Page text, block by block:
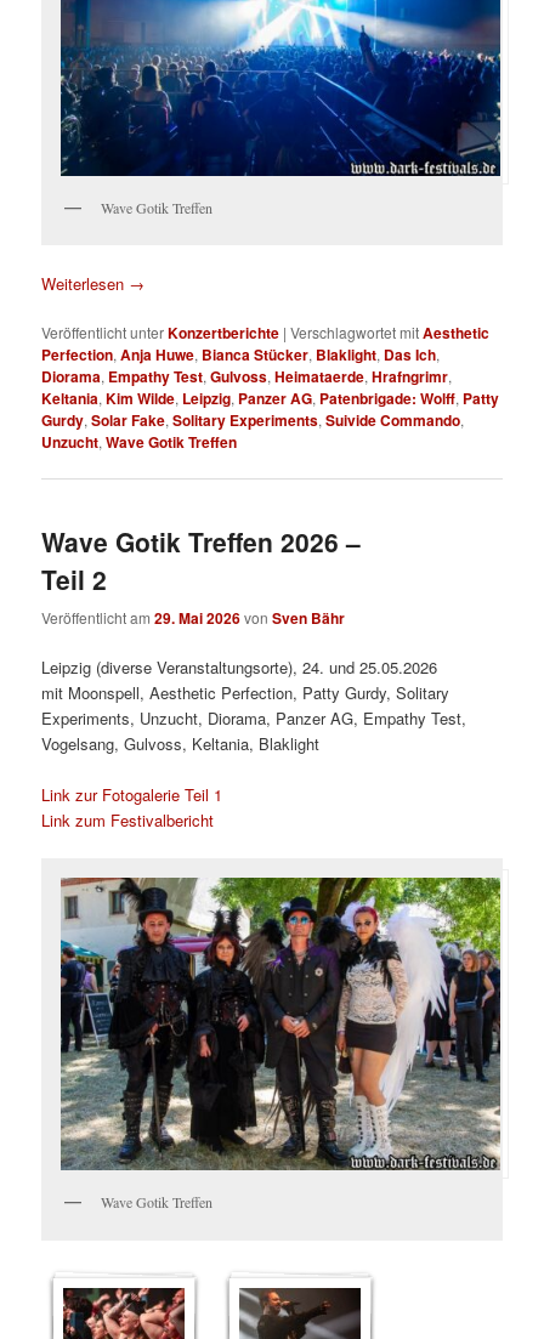
Wave Gotik Treffen
Weiterlesen →
Veröffentlicht unterKonzertberichte |Verschlagwortet mitAesthetic
Perfection,Anja Huwe, Bianca Stücker, Blaklight, Das Ich,
Diorama, Empathy Test,Gulvoss,Heimataerde,Hrafngrimr,
Keltania,Kim Wilde, Leipzig, Panzer AG, Patenbrigade: Wolff, Patty
Gurdy,Solar Fake,Solitary Experiments,Suivide Commando,
Unzucht,Wave Gotik Treffen
Wave Gotik Treffen 2026 –
Teil 2
Veröffentlicht am29. Mai 2026vonSven Bähr
Leipzig (diverse Veranstaltungsorte), 24. und 25.05.2026
mit Moonspell, Aesthetic Perfection, Patty Gurdy, Solitary
Experiments, Unzucht, Diorama, Panzer AG, Empathy Test,
Vogelsang, Gulvoss, Keltania, Blaklight
Link zur Fotogalerie Teil 1
Link zum Festivalbericht
Wave Gotik Treffen